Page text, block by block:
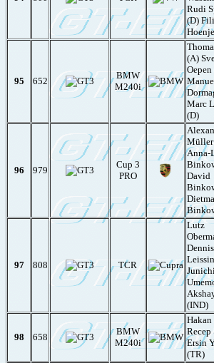
Rudi
(D)
95 652
BMW
M240i
(A)
Oepen
Marc
(D)
96 979
Cup 3
PRO
Müller
Anna-
David
97 808 TCR
Lutz
Dennis
(IND)
98 658
BMW
M240i
Hakan
Recep
Ersin
(TR)